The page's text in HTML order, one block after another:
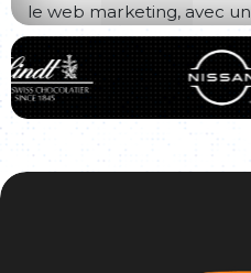
le web marketing, avec